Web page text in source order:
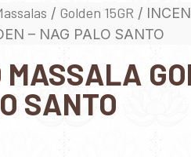
/ Golden 15GR /
– NAG PALO SANTO
MASSALA
SANTO